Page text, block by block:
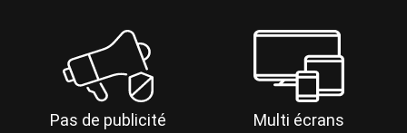
Pas de publicité Multi écrans